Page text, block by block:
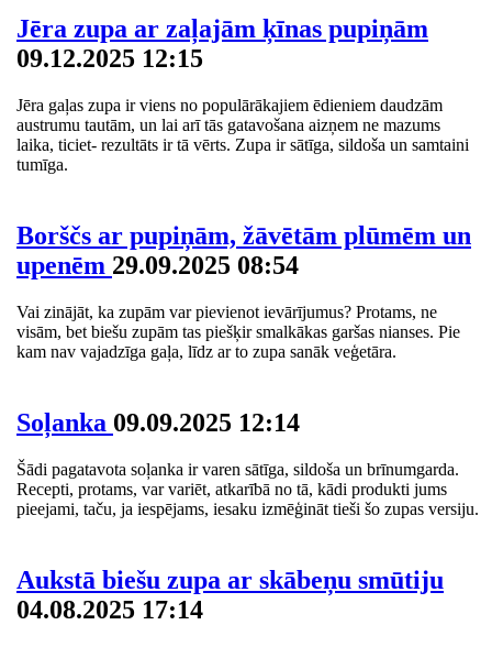
Jēra zupa ar zaļajām ķīnas pupiņām
09.12.2025 12:15
Jēra gaļas zupa ir viens no populārākajiem ēdieniem daudzām
austrumu tautām, un lai arī tās gatavošana aizņem ne mazums
laika, ticiet- rezultāts ir tā vērts. Zupa ir sātīga, sildoša un samtaini
tumīga.
Borščs ar pupiņām, žāvētām plūmēm un
upenēm 29.09.2025 08:54
Vai zinājāt, ka zupām var pievienot ievārījumus? Protams, ne
visām, bet biešu zupām tas piešķir smalkākas garšas nianses. Pie
kam nav vajadzīga gaļa, līdz ar to zupa sanāk veģetāra.
Soļanka 09.09.2025 12:14
Šādi pagatavota soļanka ir varen sātīga, sildoša un brīnumgarda.
Recepti, protams, var variēt, atkarībā no tā, kādi produkti jums
pieejami, taču, ja iespējams, iesaku izmēģināt tieši šo zupas versiju.
Aukstā biešu zupa ar skābeņu smūtiju
04.08.2025 17:14